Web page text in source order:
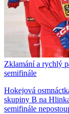
Zklamání a rychlý
semifinále
Hokejová
skupiny B na
semifinále